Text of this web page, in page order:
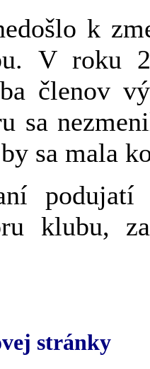
k
V roku
členov
sa
sa mala
klubu,
stránky